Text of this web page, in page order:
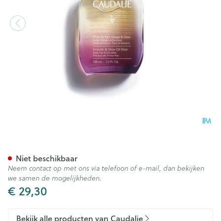
€ 29,30
Niet beschikbaar
Neem contact op met ons via telefoon of e-mail, dan bekijken
we samen de mogelijkheden.
Bekijk alle producten van Caudalie